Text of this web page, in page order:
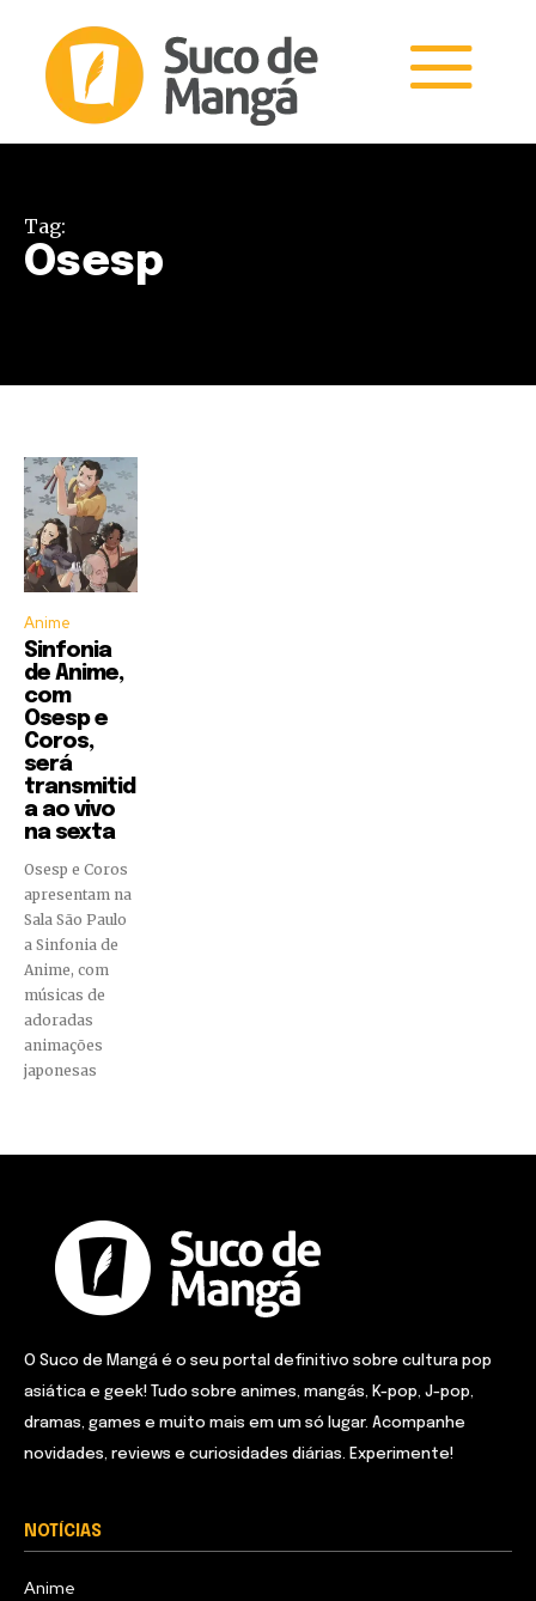
Tag:
Osesp
Anime
Sinfonia
de Anime,
com
Osesp e
Coros,
será
transmitid
a ao vivo
na sexta
Osesp e Coros
apresentam na
Sala São Paulo
a Sinfonia de
Anime, com
músicas de
adoradas
animações
japonesas
O Suco de Mangá é o seu portal definitivo sobre cultura pop
asiática e geek! Tudo sobre animes, mangás, K-pop, J-pop,
dramas, games e muito mais em um só lugar. Acompanhe
novidades, reviews e curiosidades diárias. Experimente!
NOTÍCIAS
Anime